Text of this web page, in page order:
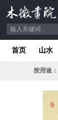
首页 山水
按用途：